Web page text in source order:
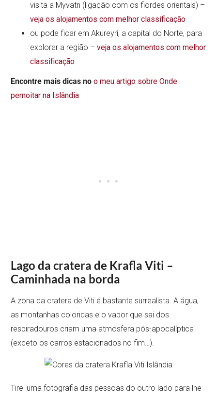
visita a Myvatn (ligação com os fiordes orientais) –
veja os alojamentos com melhor classificação
ou pode ficar em Akureyri, a capital do Norte, para
explorar a região –veja os alojamentos com melhor
classificação
Encontre mais dicas no o meu artigo sobre Onde
pernoitar na Islândia
Lago da cratera de Krafla Viti –
Caminhada na borda
A zona da cratera de Viti é bastante surrealista. A água,
as montanhas coloridas e o vapor que sai dos
respiradouros criam uma atmosfera pós-apocalíptica
(exceto os carros estacionados no fim…).
Tirei uma fotografia das pessoas do outro lado para lhe